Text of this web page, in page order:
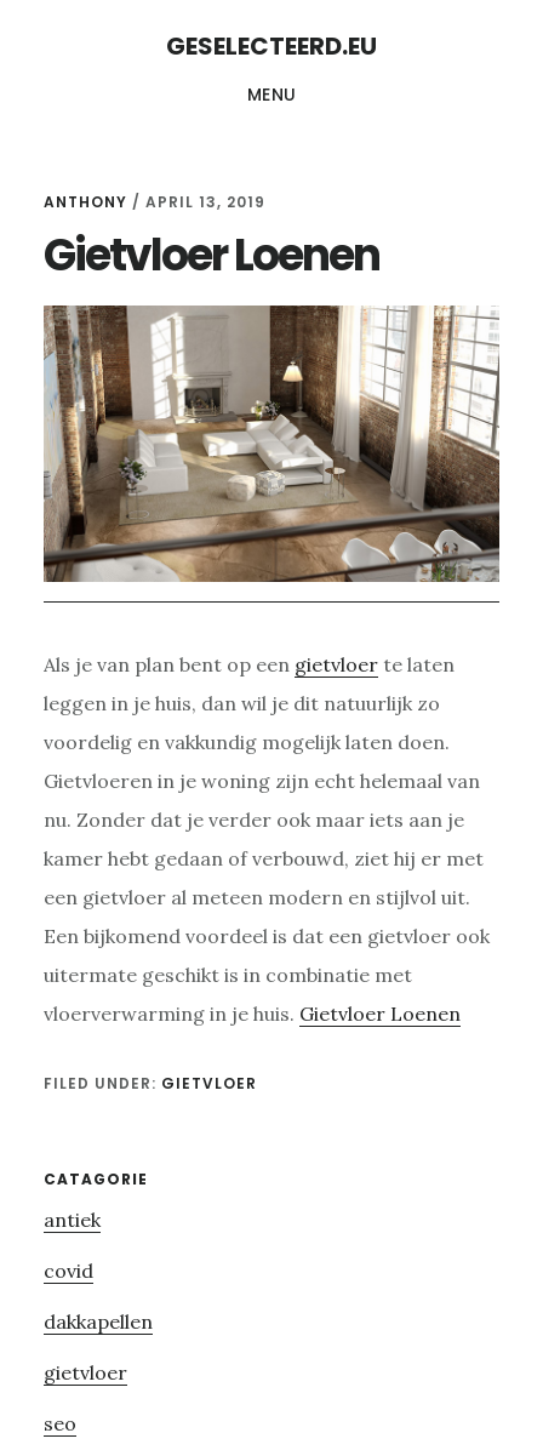
GESELECTEERD.EU
MENU
ANTHONY / APRIL 13, 2019
Gietvloer Loenen
Als je van plan bent op een gietvloerte laten
leggen in je huis, dan wil je dit natuurlijk zo
voordelig en vakkundig mogelijk laten doen.
Gietvloeren in je woning zijn echt helemaal van
nu. Zonder dat je verder ook maar iets aan je
kamer hebt gedaan of verbouwd, ziet hij er met
een gietvloer al meteen modern en stijlvol uit.
Een bijkomend voordeel is dat een gietvloer ook
uitermate geschikt is in combinatie met
vloerverwarming in je huis. Gietvloer Loenen
FILED UNDER: GIETVLOER
Primary
Sidebar
CATAGORIE
antiek
covid
dakkapellen
gietvloer
seo